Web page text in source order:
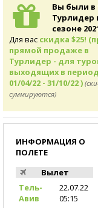
Вы были в
Турлидер
сезоне
Для вас скидка $25!
прямой продаже в
Турлидер - для
выходящих в
01/04/22 - 31/10/22 )
суммируются)
ИНФОРМАЦИЯ О
ПОЛЕТЕ
Вылет
Тель-
Авив
22.07.22
05:15